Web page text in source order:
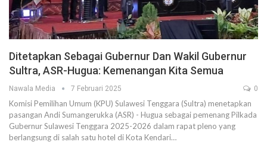
Ditetapkan Sebagai Gubernur Dan Wakil Gubernur
Sultra, ASR-Hugua: Kemenangan Kita Semua
Nawala Media 7 Februari 2025 0
Komisi Pemilihan Umum (KPU) Sulawesi Tenggara (Sultra) menetapkan
pasangan Andi Sumangerukka (ASR) - Hugua sebagai pemenang Pilkada
Gubernur Sulawesi Tenggara 2025-2026 dalam rapat pleno yang
berlangsung di salah satu hotel di Kota Kendari…